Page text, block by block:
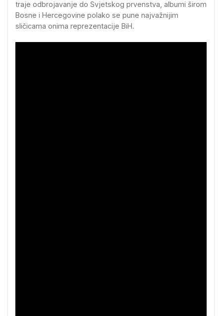
traje odbrojavanje do Svjetskog prvenstva, albumi širom
Bosne i Hercegovine polako se pune najvažnijim
sličicama onima reprezentacije BiH.